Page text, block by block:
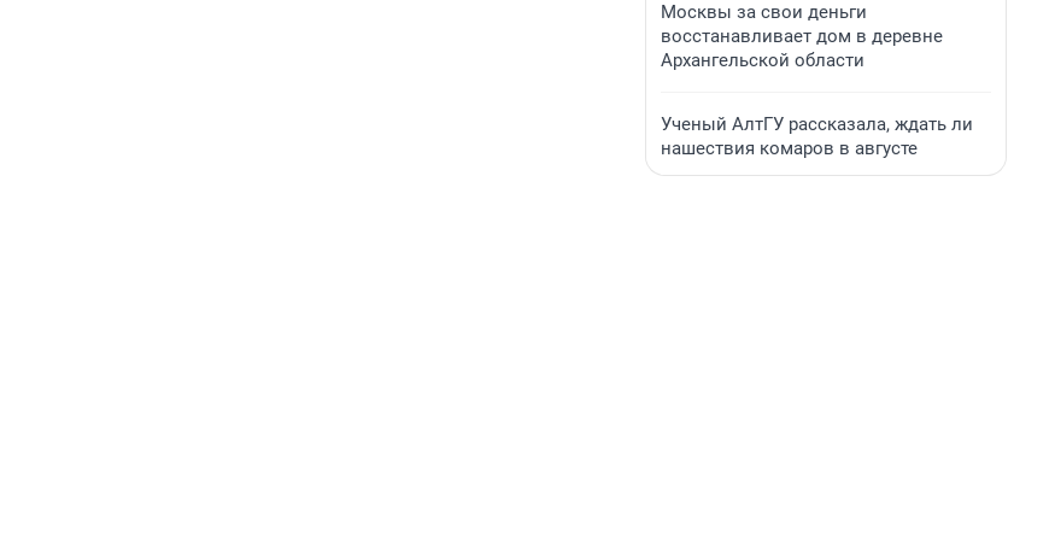
Москвы за свои деньги
восстанавливает дом в деревне
Архангельской области
Ученый АлтГУ рассказала, ждать ли
нашествия комаров в августе